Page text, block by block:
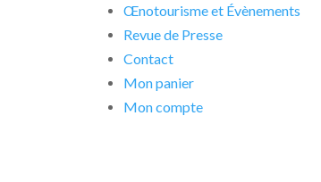
Œnotourisme et Évènements
Revue de Presse
Contact
Mon panier
Mon compte